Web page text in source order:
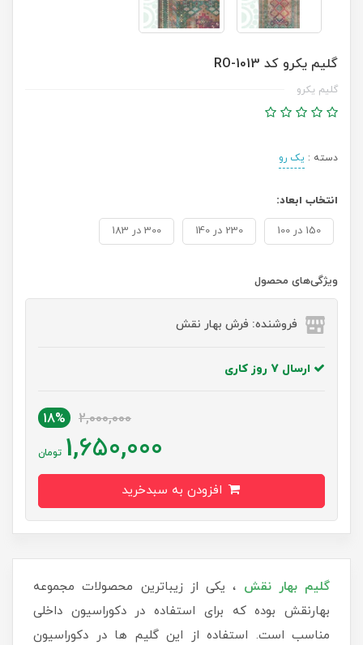
گلیم یکرو کد RO-1013
گلیم یکرو
دسته : یک رو
انتخاب ابعاد:
150 در 100 230 در 140 300 در 183
ویژگی‌های محصول
فروشنده: فرش بهار نقش
ارسال 7 روز کاری
2,000,000
18%
1,650,000 تومان
گلیم بهار نقش ، یکی از زیباترین محصولات مجموعه
بهارنقش بوده که برای استفاده در دکوراسیون داخلی
مناسب است. استفاده از این گلیم ها در دکوراسیون